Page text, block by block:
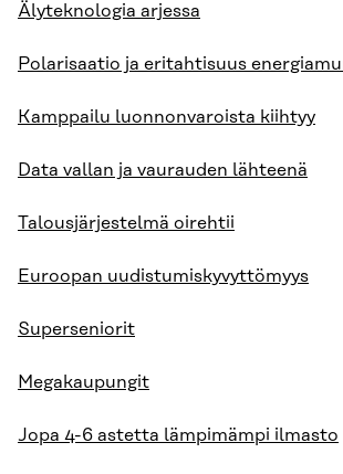
Älyteknologia arjessa
Polarisaatio ja eritahtisuus
Kamppailu luonnonvaroista kiihtyy
Data vallan ja vaurauden lähteenä
Talousjärjestelmä oirehtii
Euroopan uudistumiskyvyttömyys
Superseniorit
Megakaupungit
Jopa 4-6 astetta lämpimämpi ilmasto